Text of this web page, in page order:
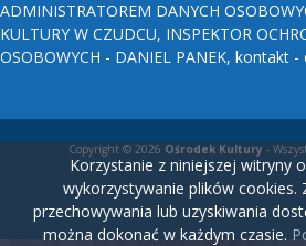
ADMINISTRATOREM DANYCH
KULTURY W CZUDCU, INSPEKTOR
OSOBOWYCH - DANIEL PANEK, kontakt
Copyright © 2026 Ośrodek Kultury -
Korzystanie z niniejszej witryny
wykorzystywanie plików cookies.
przechowywania lub uzyskiwania
można dokonać w każdym czasie.